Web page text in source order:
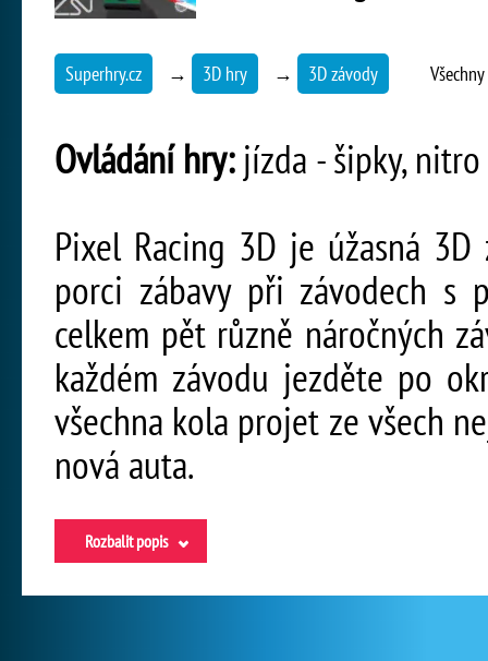
Superhry.cz → 3D hry → 3D závody
Ovládání hry:jízda - šipky,
Pixel Racing 3D je úžasná
porci zábavy při závodech s
celkem pět různě náročných
každém závodu jezděte po
všechna kola projet ze všech
nová auta.
Rozbalit popis